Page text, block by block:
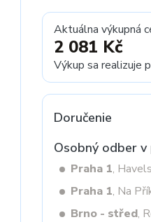
Aktuálna výkupná
2 081 Kč
Výkup sa realizuje
Doručenie
Osobný odber v
Praha 1,
Praha 1, Na
Brno - střed,